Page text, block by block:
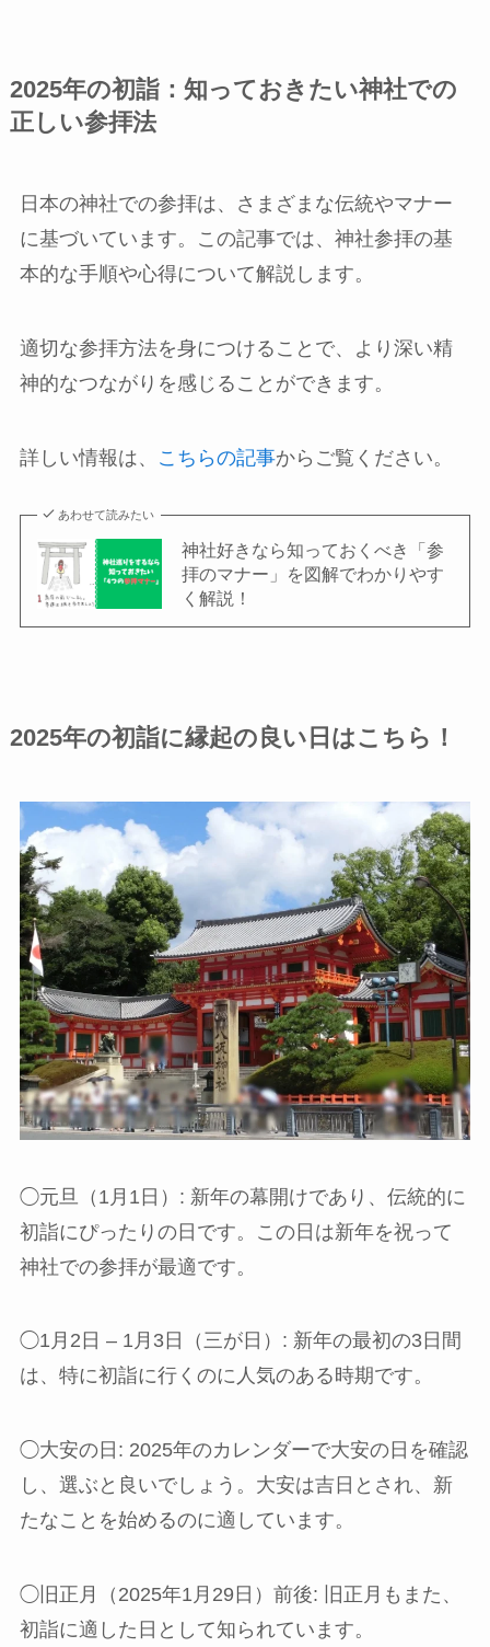
2025年の初詣：知っておきたい神社での
正しい参拝法
日本の神社での参拝は、さまざまな伝統やマナー
に基づいています。この記事では、神社参拝の基
本的な手順や心得について解説します。
適切な参拝方法を身につけることで、より深い精
神的なつながりを感じることができます。
詳しい情報は、 こちらの記事からご覧ください。
あわせて読みたい
神社好きなら知っておくべき「参
拝のマナー」を図解でわかりやす
く解説！
2025年の初詣に縁起の良い日はこちら！
◯元旦（1月1日）: 新年の幕開けであり、伝統的に
初詣にぴったりの日です。この日は新年を祝って
神社での参拝が最適です。
◯1月2日 – 1月3日（三が日）: 新年の最初の3日間
は、特に初詣に行くのに人気のある時期です。
◯大安の日: 2025年のカレンダーで大安の日を確認
し、選ぶと良いでしょう。大安は吉日とされ、新
たなことを始めるのに適しています。
◯旧正月（2025年1月29日）前後: 旧正月もまた、
初詣に適した日として知られています。